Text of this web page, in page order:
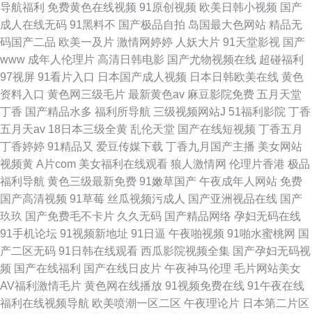
导航福利 免费黄色在线视频 91原创视频 欧美日韩小视频 国产
成人在线无码 91黑料不 国产极品自拍 岛国最大色网站 精品无
码国产二品 欧美一及片 激情网婷婷 人妖大片 91天堂影视 国产
www 成年人伦理片 高清日韩电影 国产尤物视频在线 超碰福利
97视屏 91看片入口 日本国产成人视频 日本日韩欧美在线 黄色
资料入口 黄色网三级毛片 最新黄色av 麻豆影院免费 五月天堂
丁香 国产精品水多 福利所导航 三级视频网站J 51福利影院 丁香
五月天av 18日本三级全黄 乱伦天堂 国产在线短视频 丁香五月
丁香婷婷 91精品又 爱豆传媒下载 丁香九月国产主播 美女网站
视频黄 A片com 美女福利在线观看 狼人激情网 伦理片香港 极品
福利导航 黄色三级最新免费 91嫩草国产 午夜成年人网站 免费
国产高清视频 91草莓 丝瓜视频污成人 国产亚洲视品在线 国产
玖玖 国产免费毛不卡片 久久无码 国产精品网络 孕妇无码在线
91手机论坛 91视频新地址 91日逼 午夜啪视频 91啪水蜜桃网 国
产二区无码 91日韩在线观看 西瓜影院视频全集 国产孕妇无码视
频 国产在线福利 国产在线日皮片 午夜神马伦理 毛片网站美女
AV福利激情毛片 黄色网在线播放 91视频免费在线 91午夜在线
福利在线视频导航 欧美喷潮一区二区 午夜理论片 日本第二片区